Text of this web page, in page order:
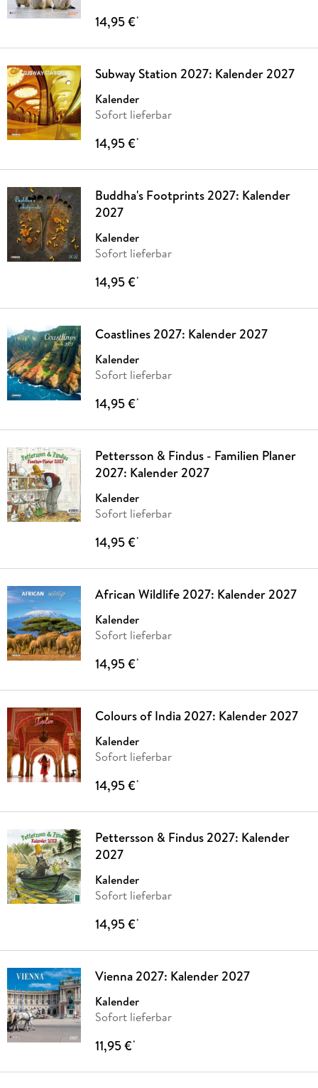
14,95 €*
Subway Station 2027: Kalender 2027
Kalender
Sofort lieferbar
14,95 €*
Buddha's Footprints 2027: Kalender
2027
Kalender
Sofort lieferbar
14,95 €*
Coastlines 2027: Kalender 2027
Kalender
Sofort lieferbar
14,95 €*
Pettersson & Findus - Familien Planer
2027: Kalender 2027
Kalender
Sofort lieferbar
14,95 €*
African Wildlife 2027: Kalender 2027
Kalender
Sofort lieferbar
14,95 €*
Colours of India 2027: Kalender 2027
Kalender
Sofort lieferbar
14,95 €*
Pettersson & Findus 2027: Kalender
2027
Kalender
Sofort lieferbar
14,95 €*
Vienna 2027: Kalender 2027
Kalender
Sofort lieferbar
11,95 €*